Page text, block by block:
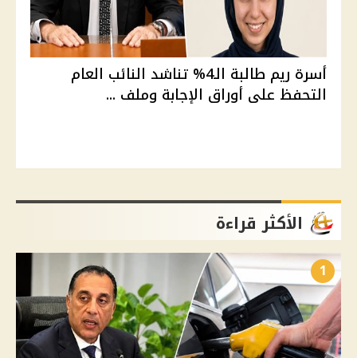
أسرة ريم طالبة الـ4% تناشد النائب العام
التحفظ على أوراق الإجابة وملف ...
الأكثر قراءة
1